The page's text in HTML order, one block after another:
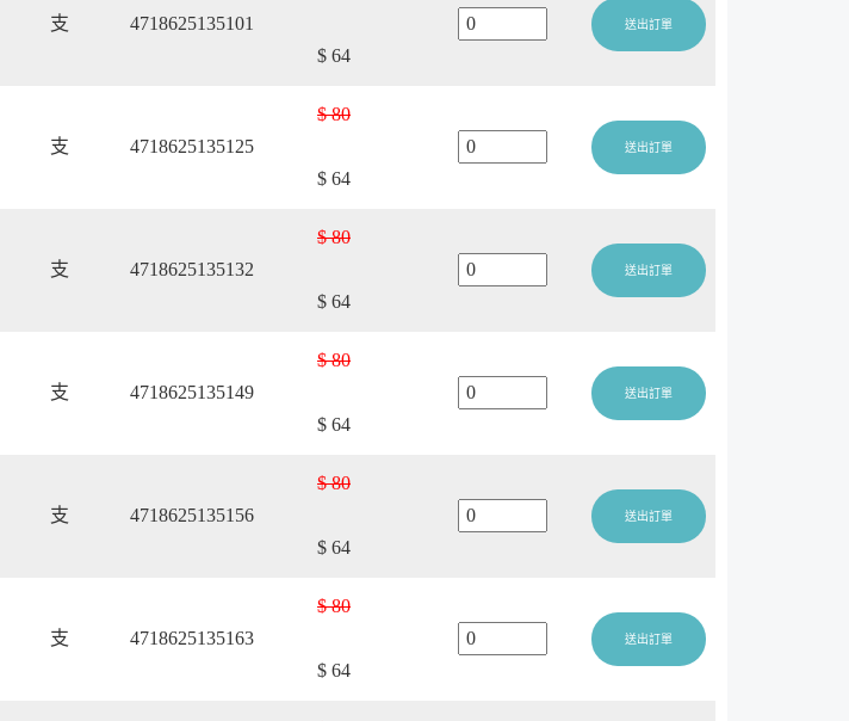
支 4718625135101
$ 64
送出訂單
支 4718625135125
$ 80
$ 64
送出訂單
支 4718625135132
$ 80
$ 64
送出訂單
支 4718625135149
$ 80
$ 64
送出訂單
支 4718625135156
$ 80
$ 64
送出訂單
支 4718625135163
$ 80
$ 64
送出訂單